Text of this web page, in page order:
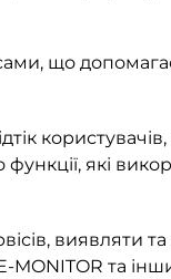
що
які
виявляти та
MONITOR та